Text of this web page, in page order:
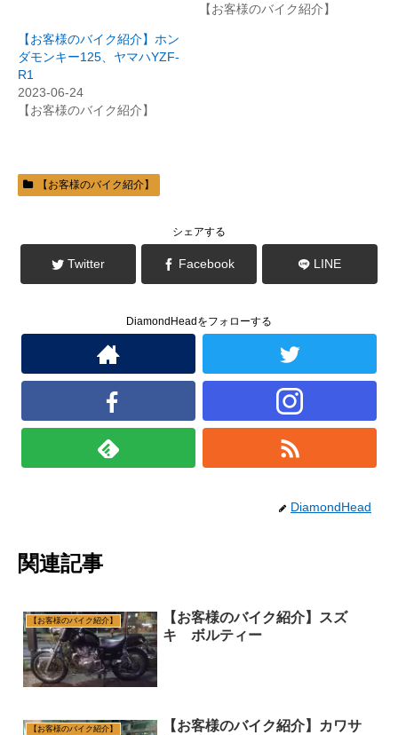
い
ウ
ィ
ン
ウ
で
開
き
し
て
く
だ
新
し
ド
ウ
で
)
【お客様のバイク紹介】
【お客様のバイク紹介】ホン
ダモンキー125、ヤマハYZF-
R1
2023-06-24
【お客様のバイク紹介】
【お客様のバイク紹介】
シェアする
Twitter Facebook LINE
DiamondHeadをフォローする
DiamondHead
関連記事
【お客様のバイク紹介】
【お客様のバイク紹介】スズ
キ ボルティー
【お客様のバイク紹介】
【お客様のバイク紹介】カワサ